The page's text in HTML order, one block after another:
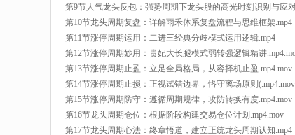
第9节人气龙头反包：强势周期下龙头股的高光时刻识别与应
第10节龙头周期复盘：详解雨禾体系复盘流程与思维框架.mp4
第11节涨停周期运用：二进三经典分歧模式运用逻辑.mp4
第12节涨停周期妙用：贵妃大长腿模式弱转强逻辑精讲
第13节涨停周期止盈：立足全局格局，从容择机止盈.mp4.mov
第14节涨停周期止损：正视试错边界，恪守离场原则(.mp4.mov
第15节涨停周期防守：遵循周期规律，攻防转换有度.mp4.mov
第16节龙头周期仓位：根据阶段构建交易仓位计划.mp4.mov
第17节龙头周期心法：终章悟道，建立正统龙头周期认知.mp4